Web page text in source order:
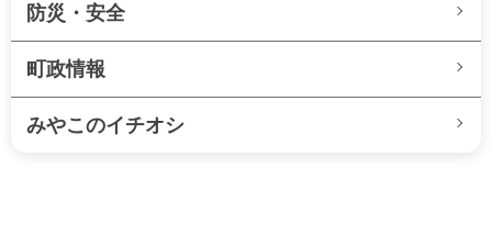
防災・安全
町政情報
みやこのイチオシ